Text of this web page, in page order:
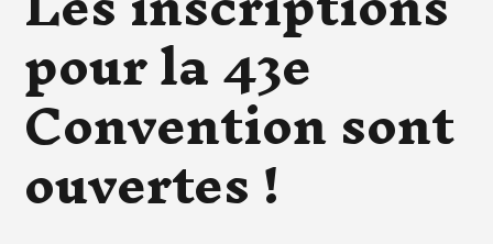
pour la 43e
Convention sont
ouvertes !